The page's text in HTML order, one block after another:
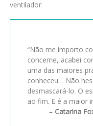
ventilador:
“Não me importo
concerne, acabei
uma das maiores
conheceu… Não
desmascará-lo. O
ao fim. E é a maior
– Catarina